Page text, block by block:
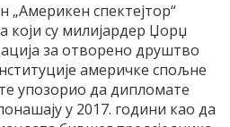
„Америкен спектејтор“
који су милијардер Џорџ
за отворено друштво
америчке спољне
упозорио да дипломате
у 2017. години као да